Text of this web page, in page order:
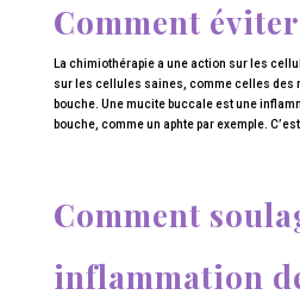
Comment
La chimiothérapie a une action sur les
sur les cellules saines, comme celles des
bouche. Une mucite buccale est une
bouche, comme un aphte par exemple. C’est
Comment
inflammation